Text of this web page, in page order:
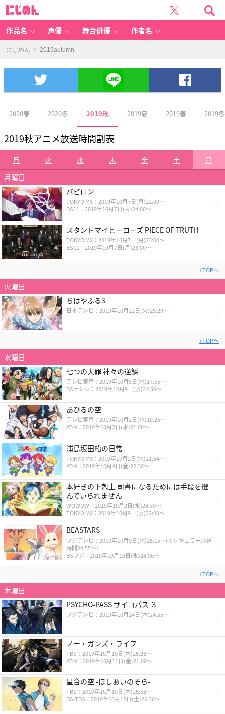
a
n
け
報
ん
作品名 声優 舞台俳優 作者名
にじめん > 2019autumn
2020春 2020冬 2019秋 2019夏 2019春 2019冬
2019秋アニメ放送時間割表
月 火 水 木 金 土
日
月曜日
バビロン
TOKYO MX：2019年10月7日(月)22:00～
BS11：2019年10月7日(月)24:00～
スタンドマイヒーローズ PIECE OF TRUTH
TOKYO MX：2019年10月7日(月)23:00～
BS11：2019年10月7日(月)23:00～
↑TOPへ
火曜日
ちはやふる3
日本テレビ：2019年10月22日(火)25:29～
↑TOPへ
水曜日
七つの大罪 神々の逆鱗
テレビ東京：2019年10月9日(水)17:55～
BSテレ東：2019年10月9日(水)24:59～
あひるの空
テレビ東京：2019年10月2日(水)18:25～
AT-X：2019年10月2日(水)21:00～
浦島坂田船の日常
TOKYO MX：2019年10月2日(水)21:54～
AT-X：2019年10月4日(金)22:30～
本好きの下剋上 司書になるためには手段を選
んでいられません
WOWOW：2019年10月2日(水)24:30～
TOKYO MX：2019年10月9日(水)22:00～
BEASTARS
フジテレビ：2019年10月9日(水)25:15～(※レギュラー放送
時間24:55～)
BSフジ：2019年10月16日(水)24:00～
↑TOPへ
木曜日
PSYCHO-PASS サイコパス ３
フジテレビ：2019年10月24日(木)24:55～
ノー・ガンズ・ライフ
TBS：2019年10月10日(木)25:28～
AT-X：2019年10月11日(金)21:00～
星合の空 -ほしあいのそら-
TBS：2019年10月10日(木)25:58～
BS-TBS：2019年10月12日(土)26:30～